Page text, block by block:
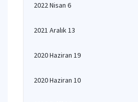
2022 Nisan 6
2021 Aralık 13
2020 Haziran 19
2020 Haziran 10